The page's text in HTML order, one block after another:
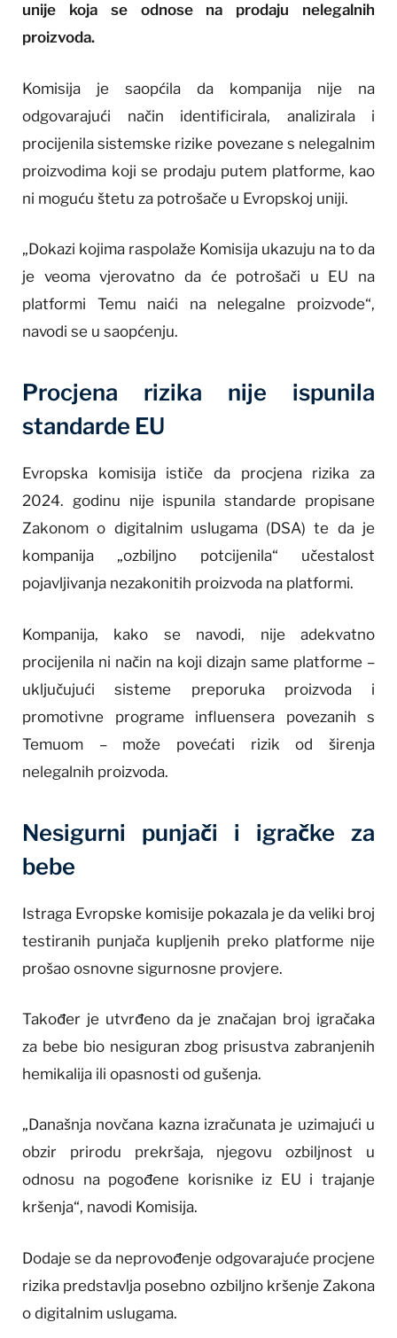
unije koja se odnose na prodaju nelegalnih
proizvoda.
Komisija je saopćila da kompanija nije na
odgovarajući način identificirala, analizirala i
procijenila sistemske rizike povezane s nelegalnim
proizvodima koji se prodaju putem platforme, kao
ni moguću štetu za potrošače u Evropskoj uniji.
„Dokazi kojima raspolaže Komisija ukazuju na to da
je veoma vjerovatno da će potrošači u EU na
platformi Temu naići na nelegalne proizvode“,
navodi se u saopćenju.
Procjena rizika nije ispunila
standarde EU
Evropska komisija ističe da procjena rizika za
2024. godinu nije ispunila standarde propisane
Zakonom o digitalnim uslugama (DSA) te da je
kompanija „ozbiljno potcijenila“ učestalost
pojavljivanja nezakonitih proizvoda na platformi.
Kompanija, kako se navodi, nije adekvatno
procijenila ni način na koji dizajn same platforme –
uključujući sisteme preporuka proizvoda i
promotivne programe influensera povezanih s
Temuom – može povećati rizik od širenja
nelegalnih proizvoda.
Nesigurni punjači i igračke za
bebe
Istraga Evropske komisije pokazala je da veliki broj
testiranih punjača kupljenih preko platforme nije
prošao osnovne sigurnosne provjere.
Također je utvrđeno da je značajan broj igračaka
za bebe bio nesiguran zbog prisustva zabranjenih
hemikalija ili opasnosti od gušenja.
„Današnja novčana kazna izračunata je uzimajući u
obzir prirodu prekršaja, njegovu ozbiljnost u
odnosu na pogođene korisnike iz EU i trajanje
kršenja“, navodi Komisija.
Dodaje se da neprovođenje odgovarajuće procjene
rizika predstavlja posebno ozbiljno kršenje Zakona
o digitalnim uslugama.